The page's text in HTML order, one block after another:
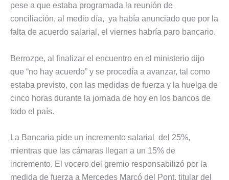
pese a que estaba programada la reunión de
conciliación, al medio día, ya había anunciado que por la
falta de acuerdo salarial, el viernes habría paro bancario.
Berrozpe, al finalizar el encuentro en el ministerio dijo
que “no hay acuerdo” y se procedía a avanzar, tal como
estaba previsto, con las medidas de fuerza y la huelga de
cinco horas durante la jornada de hoy en los bancos de
todo el país.
La Bancaria pide un incremento salarial del 25%,
mientras que las cámaras llegan a un 15% de
incremento. El vocero del gremio responsabilizó por la
medida de fuerza a Mercedes Marcó del Pont, titular del